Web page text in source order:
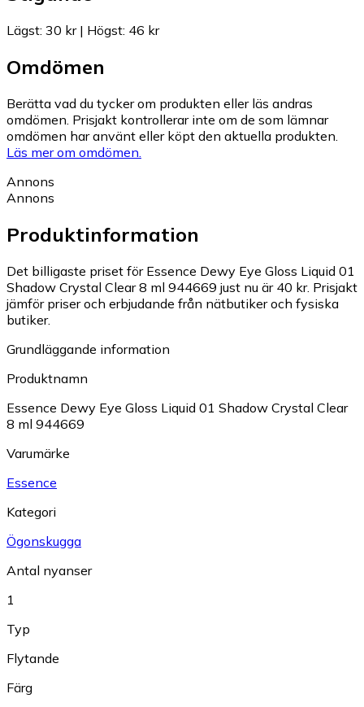
Lägst: 30 kr| Högst: 46 kr
Omdömen
Berätta vad du tycker om produkten eller läs andras
omdömen. Prisjakt kontrollerar inte om de som lämnar
omdömen har använt eller köpt den aktuella produkten.
Läs mer om omdömen.
Annons
Annons
Produktinformation
Det billigaste priset för Essence Dewy Eye Gloss Liquid 01
Shadow Crystal Clear 8 ml 944669 just nu är 40 kr. Prisjakt
jämför priser och erbjudande från nätbutiker och fysiska
butiker.
Grundläggande information
Produktnamn
Essence Dewy Eye Gloss Liquid 01 Shadow Crystal Clear
8 ml 944669
Varumärke
Essence
Kategori
Ögonskugga
Antal nyanser
1
Typ
Flytande
Färg